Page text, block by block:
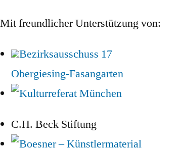
Mit freundlicher Unterstützung von:
Bezirksausschuss 17
Obergiesing‑Fasangarten
C.H. Beck Stiftung